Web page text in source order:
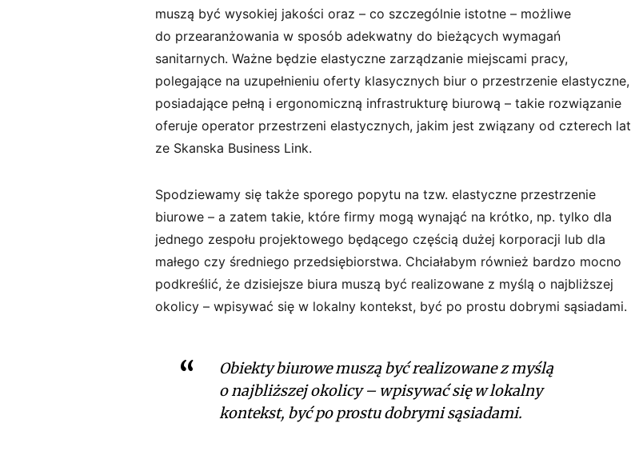
muszą być wysokiej jakości oraz – co szczególnie istotne – możliwe
do przearanżowania w sposób adekwatny do bieżących wymagań
sanitarnych. Ważne będzie elastyczne zarządzanie miejscami pracy,
polegające na uzupełnieniu oferty klasycznych biur o przestrzenie elastyczne,
posiadające pełną i ergonomiczną infrastrukturę biurową – takie rozwiązanie
oferuje operator przestrzeni elastycznych, jakim jest związany od czterech lat
ze Skanska Business Link.
Spodziewamy się także sporego popytu na tzw. elastyczne przestrzenie
biurowe – a zatem takie, które firmy mogą wynająć na krótko, np. tylko dla
jednego zespołu projektowego będącego częścią dużej korporacji lub dla
małego czy średniego przedsiębiorstwa. Chciałabym również bardzo mocno
podkreślić, że dzisiejsze biura muszą być realizowane z myślą o najbliższej
okolicy – wpisywać się w lokalny kontekst, być po prostu dobrymi sąsiadami.
Obiekty biurowe muszą być realizowane z myślą
o najbliższej okolicy – wpisywać się w lokalny
kontekst, być po prostu dobrymi sąsiadami.